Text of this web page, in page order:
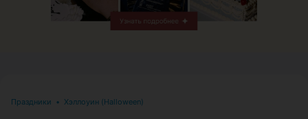
Праздники • Хэллоуин (Halloween)